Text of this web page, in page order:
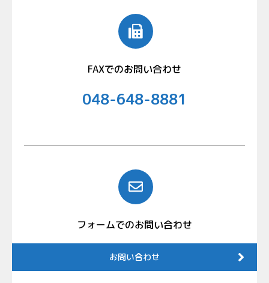
FAXでのお問い合わせ
048-648-8881
フォームでのお問い合わせ
お問い合わせ